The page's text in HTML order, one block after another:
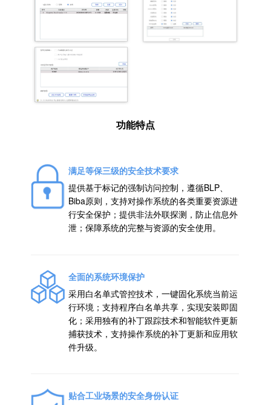
功能特点
满足等保三级的安全技术要求
提供基于标记的强制访问控制，遵循BLP、
Biba原则，支持对操作系统的各类重要资源进
行安全保护；提供非法外联探测，防止信息外
泄；保障系统的完整与资源的安全使用。
全面的系统环境保护
采用白名单式管控技术，一键固化系统当前运
行环境；支持程序白名单共享，实现安装即固
化；采用独有的补丁跟踪技术和智能软件更新
捕获技术，支持操作系统的补丁更新和应用软
件升级。
贴合工业场景的安全身份认证